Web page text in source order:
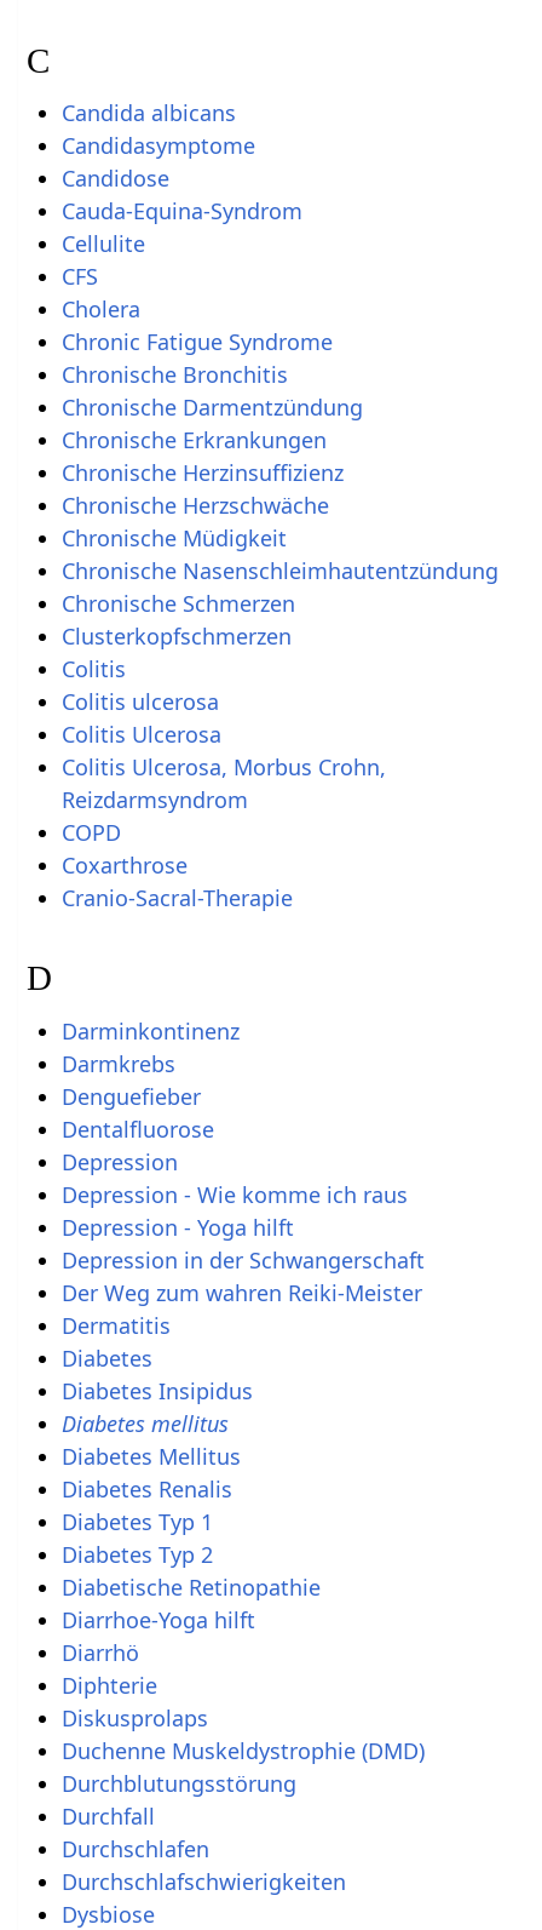
C
Candida albicans
Candidasymptome
Candidose
Cauda-Equina-Syndrom
Cellulite
CFS
Cholera
Chronic Fatigue Syndrome
Chronische Bronchitis
Chronische Darmentzündung
Chronische Erkrankungen
Chronische Herzinsuffizienz
Chronische Herzschwäche
Chronische Müdigkeit
Chronische Nasenschleimhautentzündung
Chronische Schmerzen
Clusterkopfschmerzen
Colitis
Colitis ulcerosa
Colitis Ulcerosa
Colitis Ulcerosa, Morbus Crohn,
Reizdarmsyndrom
COPD
Coxarthrose
Cranio-Sacral-Therapie
D
Darminkontinenz
Darmkrebs
Denguefieber
Dentalfluorose
Depression
Depression - Wie komme ich raus
Depression - Yoga hilft
Depression in der Schwangerschaft
Der Weg zum wahren Reiki-Meister
Dermatitis
Diabetes
Diabetes Insipidus
Diabetes mellitus
Diabetes Mellitus
Diabetes Renalis
Diabetes Typ 1
Diabetes Typ 2
Diabetische Retinopathie
Diarrhoe-Yoga hilft
Diarrhö
Diphterie
Diskusprolaps
Duchenne Muskeldystrophie (DMD)
Durchblutungsstörung
Durchfall
Durchschlafen
Durchschlafschwierigkeiten
Dysbiose